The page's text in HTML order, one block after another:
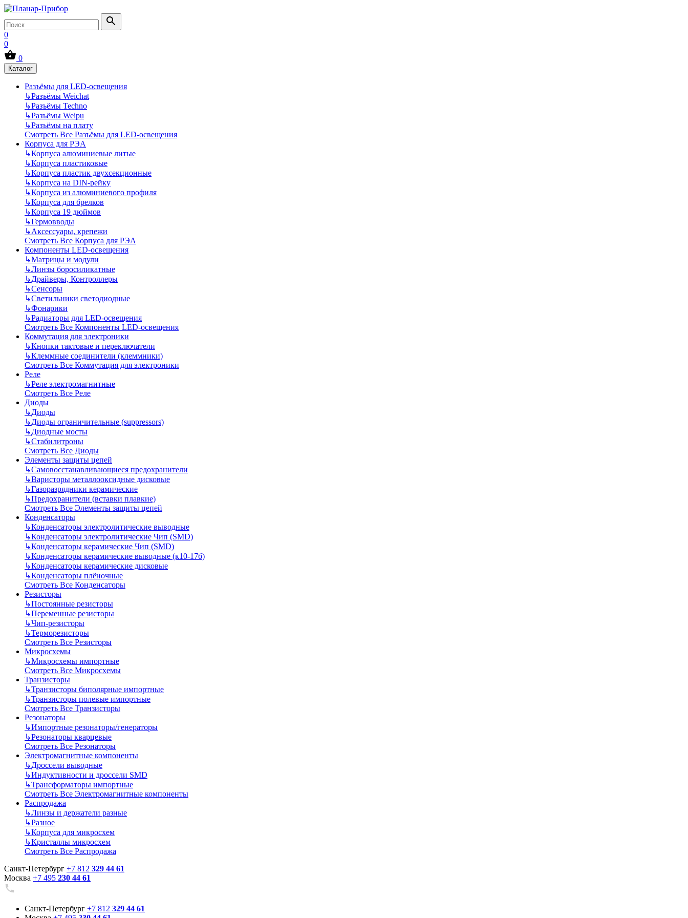
0
0
0
Каталог
Разъёмы для LED-освещения
↳Разъёмы Weichat
↳Разъёмы Techno
↳Разъёмы Weipu
↳Разъёмы на плату
Смотреть Все Разъёмы для LED-освещения
Корпуса для РЭА
↳Корпуса алюминиевые литые
↳Корпуса пластиковые
↳Корпуса пластик двухсекционные
↳Корпуса на DIN-рейку
↳Корпуса из алюминиевого профиля
↳Корпуса для брелков
↳Корпуса 19 дюймов
↳Гермовводы
↳Аксессуары, крепежи
Смотреть Все Корпуса для РЭА
Компоненты LED-освещения
↳Матрицы и модули
↳Линзы боросиликатные
↳Драйверы, Контроллеры
↳Сенсоры
↳Светильники светодиодные
↳Фонарики
↳Радиаторы для LED-освещения
Смотреть Все Компоненты LED-освещения
Коммутация для электроники
↳Кнопки тактовые и переключатели
↳Клеммные соединители (клеммники)
Смотреть Все Коммутация для электроники
Реле
↳Реле электромагнитные
Смотреть Все Реле
Диоды
↳Диоды
↳Диоды ограничительные (suppressors)
↳Диодные мосты
↳Стабилитроны
Смотреть Все Диоды
Элементы защиты цепей
↳Самовосстанавливающиеся предохранители
↳Варисторы металлооксидные дисковые
↳Газоразрядники керамические
↳Предохранители (вставки плавкие)
Смотреть Все Элементы защиты цепей
Конденсаторы
↳Конденсаторы электролитические выводные
↳Конденсаторы электролитические Чип (SMD)
↳Конденсаторы керамические Чип (SMD)
↳Конденсаторы керамические выводные (к10-17б)
↳Конденсаторы керамические дисковые
↳Конденсаторы плёночные
Смотреть Все Конденсаторы
Резисторы
↳Постоянные резисторы
↳Переменные резисторы
↳Чип-резисторы
↳Терморезисторы
Смотреть Все Резисторы
Микросхемы
↳Микросхемы импортные
Смотреть Все Микросхемы
Транзисторы
↳Транзисторы биполярные импортные
↳Транзисторы полевые импортные
Смотреть Все Транзисторы
Резонаторы
↳Импортные резонаторы/генераторы
↳Резонаторы кварцевые
Смотреть Все Резонаторы
Электромагнитные компоненты
↳Дроссели выводные
↳Индуктивности и дроссели SMD
↳Трансформаторы импортные
Смотреть Все Электромагнитные компоненты
Распродажа
↳Линзы и держатели разные
↳Разное
↳Корпуса для микросхем
↳Кристаллы микросхем
Смотреть Все Распродажа
Санкт-Петербург +7 812 329 44 61
Москва +7 495 230 44 61
Санкт-Петербург +7 812 329 44 61